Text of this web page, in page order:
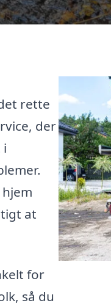
rette
der
i
at
for
så du